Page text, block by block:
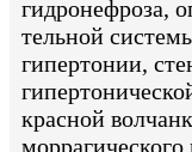
гидронефроза,
тельной
гипертонии,
красной
моррагического